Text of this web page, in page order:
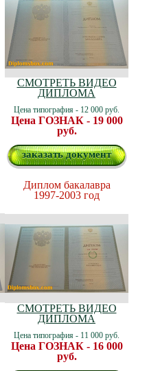
СМОТРЕТЬ ВИДЕО
ДИПЛОМА
Цена типография - 12 000 руб.
Цена ГОЗНАК - 19 000
руб.
заказать документ
Диплом бакалавра
1997-2003 год
СМОТРЕТЬ ВИДЕО
ДИПЛОМА
Цена типография - 11 000 руб.
Цена ГОЗНАК - 16 000
руб.